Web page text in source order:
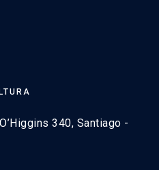
340, Santiago -